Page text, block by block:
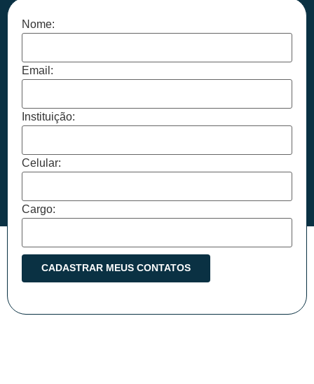
Nome:
Email:
Instituição:
Celular:
Cargo: